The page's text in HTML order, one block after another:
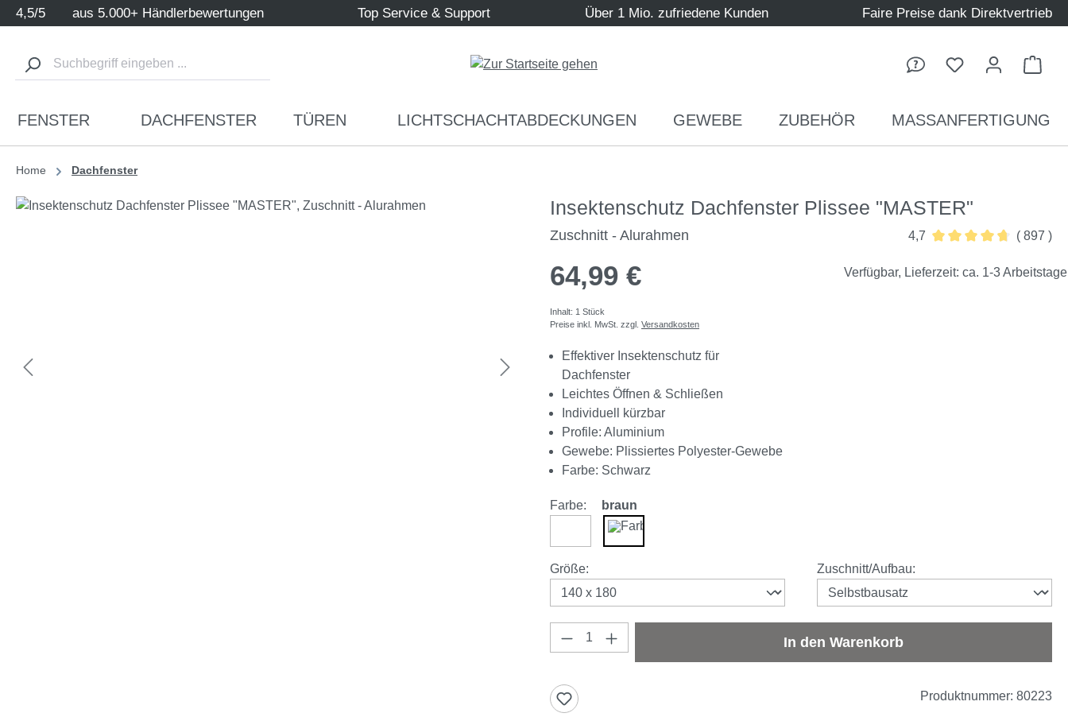
Hauptinhalt springen
Zur Suche springen
Zur Hauptnavigation springen
4,5/5 aus 5.000+ Händlerbewertungen Top Service & Support Über 1 Mio. zufriedene Kunden Faire Preise dank Direktvertrieb
FENSTER DACHFENSTER TÜREN LICHTSCHACHTABDECKUNGEN GEWEBE ZUBEHÖR MASSANFERTIGUNG
Home Dachfenster
Bildergalerie überspringen Insektenschutz Dachfenster Plissee "MASTER"
Zuschnitt - Alurahmen
4,7
( 897 )
64,99 €
Inhalt: 1 Stück
Preise inkl. MwSt. zzgl. Versandkosten
Effektiver Insektenschutz für
Dachfenster
Leichtes Öffnen & Schließen
Individuell kürzbar
Profile: Aluminium
Gewebe: Plissiertes Polyester-Gewebe
Farbe: Schwarz
Verfügbar, Lieferzeit: ca. 1-3 Arbeitstage
Farbe: braun
Größeauswählen
: Zuschnitt/Aufbauauswählen
:
Produkt Anzahl: Gib den gewünschten Wert ein oder
In den Warenkorb
Produktnummer: 80223